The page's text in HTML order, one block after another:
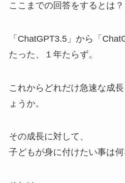
ここまでの回答をするとは
「ChatGPT3.5」から「
たった、１年たらず。
これからどれだけ急速な成
ょうか。
その成長に対して、
子どもが身に付けたい事は何